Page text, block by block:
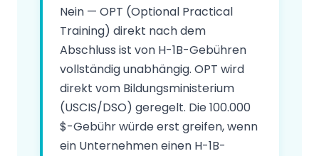
Nein — OPT (Optional Practical
Training) direkt nach dem
Abschluss ist von H-1B-Gebühren
vollständig unabhängig. OPT wird
direkt vom Bildungsministerium
(USCIS/DSO) geregelt. Die 100.000
$-Gebühr würde erst greifen, wenn
ein Unternehmen einen H-1B-